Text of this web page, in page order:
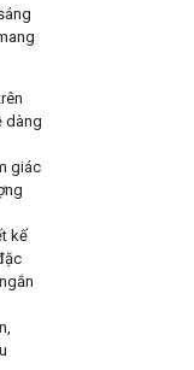
dàng
giác
kế